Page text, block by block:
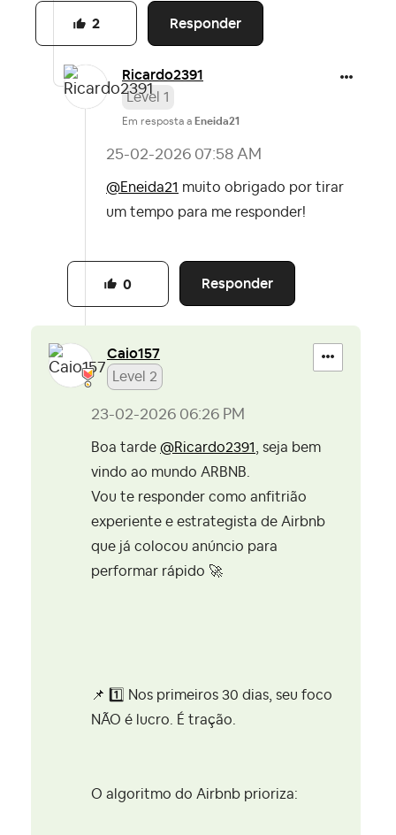
Responder
2
Ricardo2391
Level 1
Em resposta a Eneida21
‎25-02-2026 07:58 AM
@Eneida21 muito obrigado por tirar
um tempo para me responder!
Responder
0
Caio157
Level 2
‎23-02-2026 06:26 PM
Boa tarde @Ricardo2391
, seja bem
vindo ao mundo ARBNB.
Vou te responder como anfitrião
experiente e estrategista de Airbnb
que já colocou anúncio para
performar rápido 🚀
📌 1️⃣ Nos primeiros 30 dias, seu foco
NÃO é lucro. É tração.
O algoritmo do Airbnb prioriza: